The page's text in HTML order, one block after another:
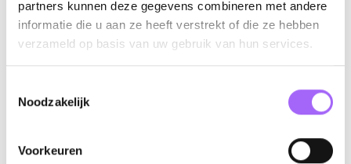
partners kunnen deze gegevens combineren met andere
informatie die u aan ze heeft verstrekt of die ze hebben
verzameld op basis van uw gebruik van hun services.
Noodzakelijk
Voorkeuren
Een bedrijfswagen met tankkaart, ook voor
Een groepsverzekering waar je op termijn de vruchten
Een hospitalisatieverzekering, met de mogelijkheid om
je gezin bij aan te sluiten